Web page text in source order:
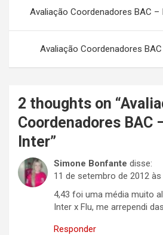
Avaliação Coordenadores BAC –
Avaliação Coordenadores
2 thoughts on “
Coordenadores BAC
Inter”
Simone Bonfante disse:
11 de setembro de 2012 às
4,43 foi uma média muito
Inter x Flu, me arrependi
Responder